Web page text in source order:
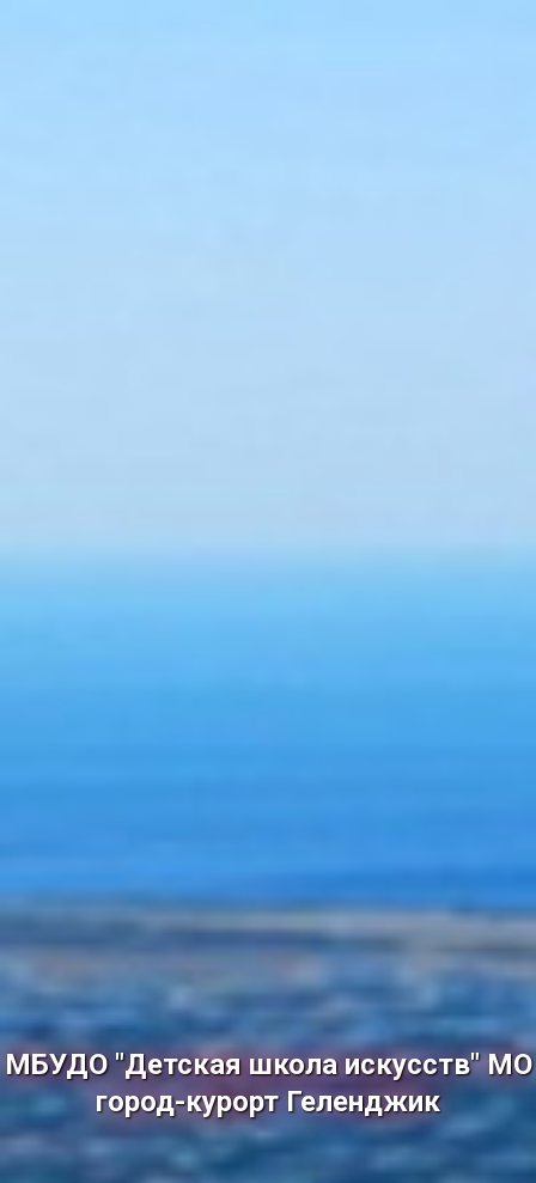
МБУДО "Детская школа искусств" МО
город-курорт Геленджик